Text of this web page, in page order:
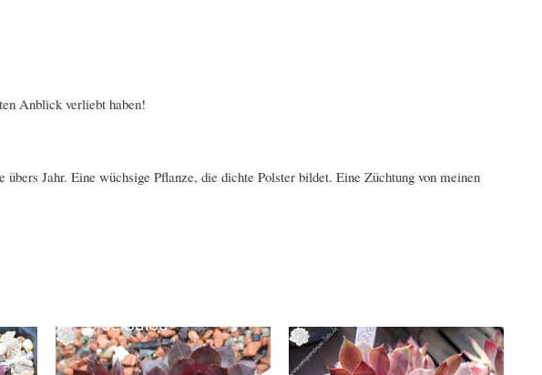
Anblick verliebt haben!
Jahr. Eine wüchsige Pflanze, die dichte Polster bildet. Eine Züchtung von meinen